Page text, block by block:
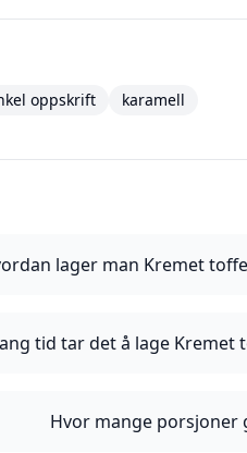
oppskrift karamell
lager man Kremet
tid tar det å lage Kremet
Hvor mange porsjoner